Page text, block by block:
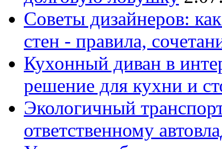
Советы дизайнеров:
стен - правила,
Кухонный диван в
решение для кухни и
Экологичный
ответственному